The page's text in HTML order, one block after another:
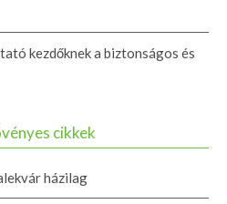
kezdőknek a biztonságos és
cikkek
házilag